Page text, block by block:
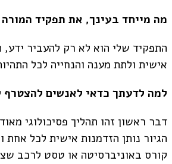
מה מייחד בעינך, את תפקיד
התפקיד שלי הוא לא רק להעביר ידע,
אישית ולתת מענה והנחייה לכל
למה לדעתך כדאי לאנשים להצטרף
דבר ראשון זהו תהליך פסיכולוגי
הגיור נותן הזדמנות אישית לכל אחת
קורס באוניברסיטה או טסט לרכב